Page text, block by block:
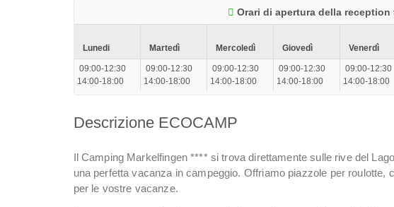
Orari di apertura della
Lunedi Martedì Mercoledì Giovedì Venerdì
09:00-12:30
14:00-18:00
09:00-12:30
14:00-18:00
09:00-12:30
14:00-18:00
09:00-12:30
14:00-18:00
09:00-12:30
14:00-18:00
Descrizione ECOCAMP
Il Camping Markelfingen **** si trova direttamente sulle rive del
una perfetta vacanza in campeggio. Offriamo piazzole per roulotte,
per le vostre vacanze.